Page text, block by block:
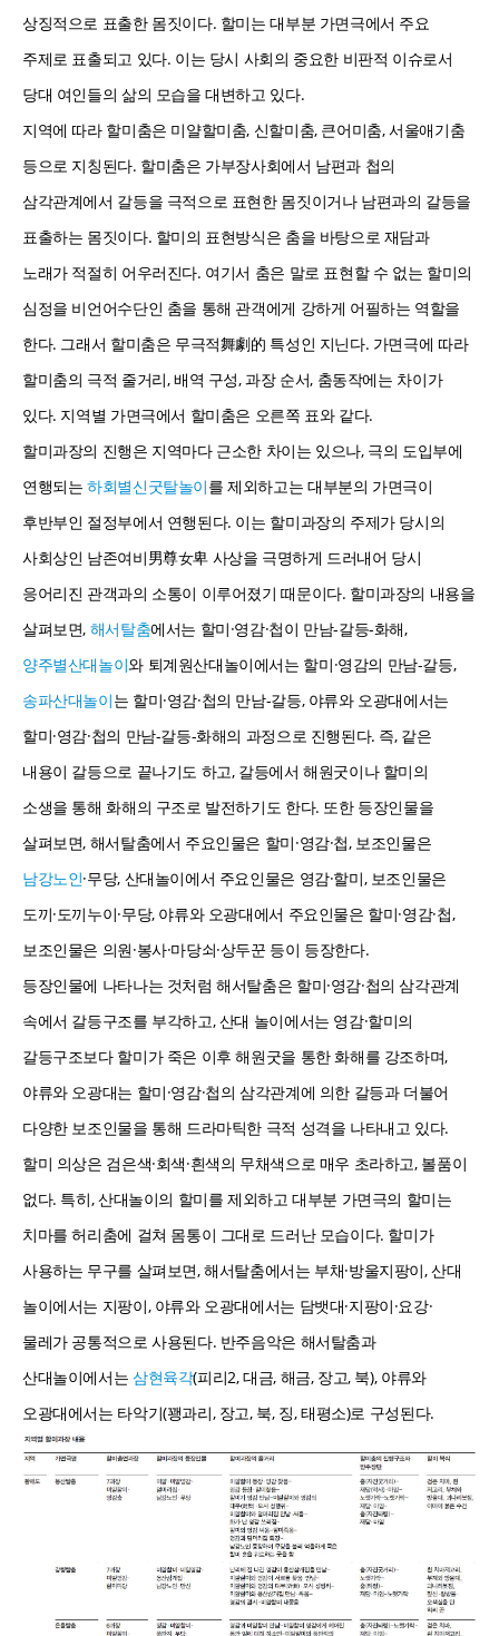
상징적으로 표출한 몸짓이다. 할미는 대부분 가면극에서 주요
주제로 표출되고 있다. 이는 당시 사회의 중요한 비판적 이슈로서
당대 여인들의 삶의 모습을 대변하고 있다.
지역에 따라 할미춤은 미얄할미춤, 신할미춤, 큰어미춤, 서울애기춤
등으로 지칭된다. 할미춤은 가부장사회에서 남편과 첩의
삼각관계에서 갈등을 극적으로 표현한 몸짓이거나 남편과의 갈등을
표출하는 몸짓이다. 할미의 표현방식은 춤을 바탕으로 재담과
노래가 적절히 어우러진다. 여기서 춤은 말로 표현할 수 없는 할미의
심정을 비언어수단인 춤을 통해 관객에게 강하게 어필하는 역할을
한다. 그래서 할미춤은 무극적舞劇的 특성인 지닌다. 가면극에 따라
할미춤의 극적 줄거리, 배역 구성, 과장 순서, 춤동작에는 차이가
있다. 지역별 가면극에서 할미춤은 오른쪽 표와 같다.
할미과장의 진행은 지역마다 근소한 차이는 있으나, 극의 도입부에
연행되는하회별신굿탈놀이를 제외하고는 대부분의 가면극이
후반부인 절정부에서 연행된다. 이는 할미과장의 주제가 당시의
사회상인 남존여비男尊女卑 사상을 극명하게 드러내어 당시
응어리진 관객과의 소통이 이루어졌기 때문이다. 할미과장의 내용을
살펴보면, 해서탈춤에서는 할미·영감·첩이 만남-갈등-화해,
양주별산대놀이와 퇴계원산대놀이에서는 할미·영감의 만남-갈등,
송파산대놀이는 할미·영감·첩의 만남-갈등, 야류와 오광대에서는
할미·영감·첩의 만남-갈등-화해의 과정으로 진행된다. 즉, 같은
내용이 갈등으로 끝나기도 하고, 갈등에서 해원굿이나 할미의
소생을 통해 화해의 구조로 발전하기도 한다. 또한 등장인물을
살펴보면, 해서탈춤에서 주요인물은 할미·영감·첩, 보조인물은
남강노인·무당, 산대놀이에서 주요인물은 영감·할미, 보조인물은
도끼·도끼누이·무당, 야류와 오광대에서 주요인물은 할미·영감·첩,
보조인물은 의원·봉사·마당쇠·상두꾼 등이 등장한다.
등장인물에 나타나는 것처럼 해서탈춤은 할미·영감·첩의 삼각관계
속에서 갈등구조를 부각하고, 산대 놀이에서는 영감·할미의
갈등구조보다 할미가 죽은 이후 해원굿을 통한 화해를 강조하며,
야류와 오광대는 할미·영감·첩의 삼각관계에 의한 갈등과 더불어
다양한 보조인물을 통해 드라마틱한 극적 성격을 나타내고 있다.
할미 의상은 검은색·회색·흰색의 무채색으로 매우 초라하고, 볼품이
없다. 특히, 산대놀이의 할미를 제외하고 대부분 가면극의 할미는
치마를 허리춤에 걸쳐 몸통이 그대로 드러난 모습이다. 할미가
사용하는 무구를 살펴보면, 해서탈춤에서는 부채·방울지팡이, 산대
놀이에서는 지팡이, 야류와 오광대에서는 담뱃대·지팡이·요강·
물레가 공통적으로 사용된다. 반주음악은 해서탈춤과
산대놀이에서는 삼현육각(피리2, 대금, 해금, 장고, 북), 야류와
오광대에서는 타악기(꽹과리, 장고, 북, 징, 태평소)로 구성된다.